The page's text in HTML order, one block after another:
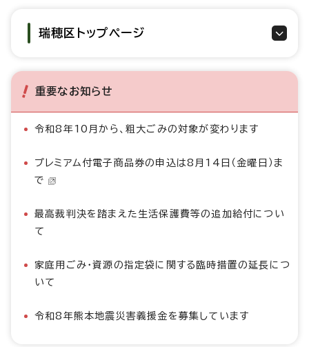
瑞穂区トップページ
重要なお知らせ
令和8年10月から、粗大ごみの対象が変わります
プレミアム付電子商品券の申込は8月14日（金曜日）ま
で
最高裁判決を踏まえた生活保護費等の追加給付につい
て
家庭用ごみ・資源の指定袋に関する臨時措置の延長につ
いて
令和8年熊本地震災害義援金を募集しています